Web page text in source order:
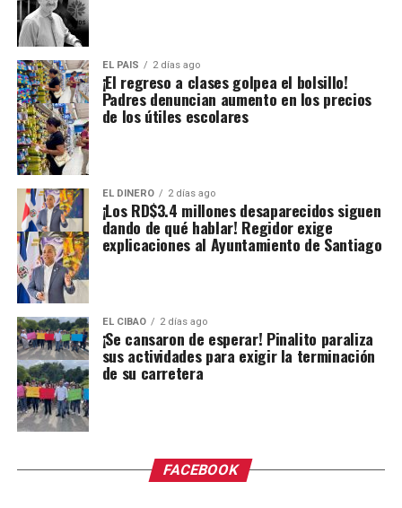
EL PAIS 2 días ago
¡El regreso a clases golpea el bolsillo!
Padres denuncian aumento en los precios
de los útiles escolares
EL DINERO 2 días ago
¡Los RD$3.4 millones desaparecidos siguen
dando de qué hablar! Regidor exige
explicaciones al Ayuntamiento de Santiago
EL CIBAO 2 días ago
¡Se cansaron de esperar! Pinalito paraliza
sus actividades para exigir la terminación
de su carretera
FACEBOOK